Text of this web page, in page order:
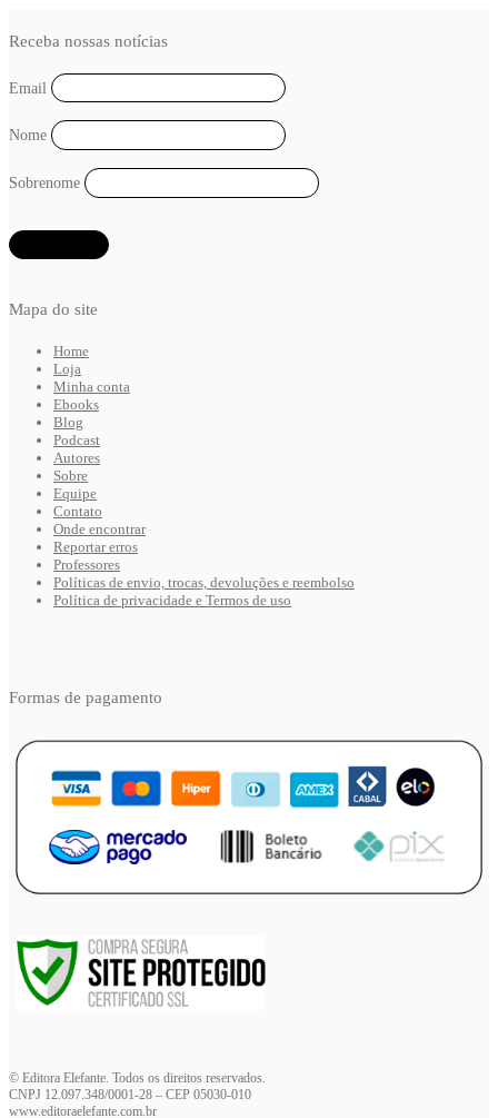
Mapa do site
Home
Loja
Minha conta
Ebooks
Blog
Podcast
Autores
Sobre
Equipe
Contato
Onde encontrar
Reportar erros
Professores
Políticas de envio, trocas, devoluções e reembolso
Política de privacidade e Termos de uso
Receba nossas notícias
Email
Nome
Sobrenome
Formas de pagamento
© Editora Elefante. Todos os direitos reservados.
CNPJ 12.097.348/0001-28 – CEP 05030-010
www.editoraelefante.com.br